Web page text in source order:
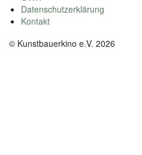
Datenschutzerklärung
Kontakt
© Kunstbauerkino e.V. 2026